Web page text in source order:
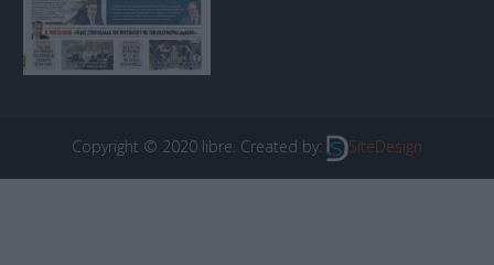
Copyright © 2020 libre. Created by: SiteDesign